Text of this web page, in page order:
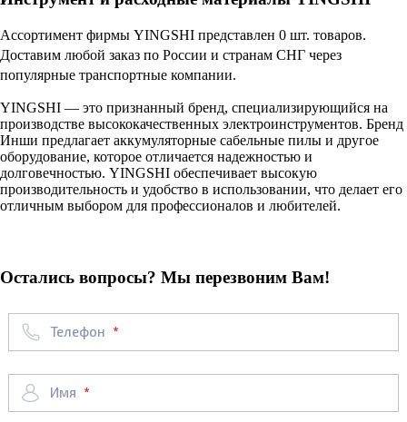
Ассортимент фирмы YINGSHI представлен 0 шт. товаров.
Доставим любой заказ по России и странам СНГ через
популярные транспортные компании.
YINGSHI — это признанный бренд, специализирующийся на
производстве высококачественных электроинструментов. Бренд
Инши предлагает аккумуляторные сабельные пилы и другое
оборудование, которое отличается надежностью и
долговечностью. YINGSHI обеспечивает высокую
производительность и удобство в использовании, что делает его
отличным выбором для профессионалов и любителей.
Остались вопросы? Мы перезвоним Вам!
Телефон
Имя